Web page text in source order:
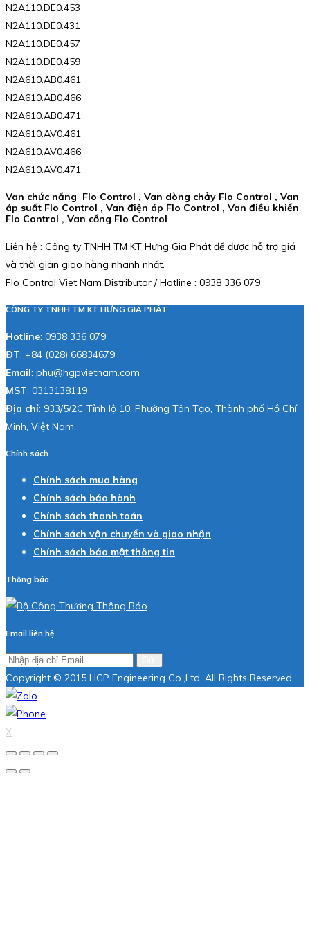
N2A110.DE0.453
N2A110.DE0.431
N2A110.DE0.457
N2A110.DE0.459
N2A610.AB0.461
N2A610.AB0.466
N2A610.AB0.471
N2A610.AV0.461
N2A610.AV0.466
N2A610.AV0.471
Van chức năng Flo Control , Van dòng chảy Flo Control , Van
áp suất Flo Control , Van điện áp Flo Control , Van điều khiển
Flo Control , Van cổng Flo Control
Liên hệ : Công ty TNHH TM KT Hưng Gia Phát để được hỗ trợ giá
và thời gian giao hàng nhanh nhất.
Flo Control Viet Nam Distributor / Hotline : 0938 336 079
CÔNG TY TNHH TM KT HƯNG GIA PHÁT
Hotline: 0938 336 079
ĐT: +84 (028) 66834679
Email: phu@hgpvietnam.com
MST: 0313138119
Địa chỉ: 933/5/2C Tỉnh lộ 10, Phường Tân Tạo, Thành phố Hồ Chí
Minh, Việt Nam.
Chính sách
Chính sách mua hàng
Chính sách bảo hành
Chính sách thanh toán
Chính sách vận chuyển và giao nhận
Chính sách bảo mật thông tin
Thông báo
Email liên hệ
Copyright © 2015 HGP Engineering Co.,Ltd. All Rights Reserved
X